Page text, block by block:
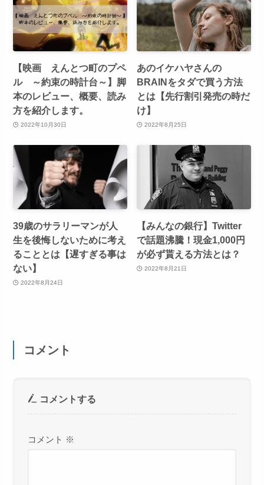
【映画 えんとつ町のプペ
ル ～約束の時計台～】脚
本のレビュー、概要、読み
方を紹介します。
2022年10月30日
あのイケハヤさんの
BRAINをタダで買う方法
とは【先行割引発売の時だ
け】
2022年8月25日
39歳のサラリーマンが人
生を後悔しないために考え
ることとは【遅すぎる事は
ない】
2022年8月24日
【みんなの銀行】Twitter
で話題沸騰！現金1,000円
が必ず貰える方法とは？
2022年8月21日
コメント
コメントする
コメント ※